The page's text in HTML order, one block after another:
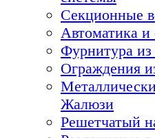
Секционные
Автоматика и
Фурнитура
Ограждения
Жалюзи
Решетчатый